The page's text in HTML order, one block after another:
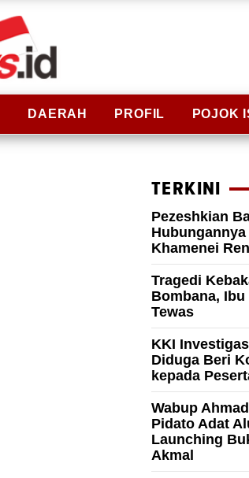
DAERAH PROFIL POJOK
TERKINI
Pezeshkian
Khamenei
Tragedi
Bombana,
Tewas
KKI
Diduga Beri
kepada
Wabup
Pidato Adat
Launching
Akmal